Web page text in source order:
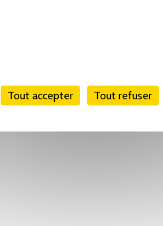
Tout accepter Tout refuser